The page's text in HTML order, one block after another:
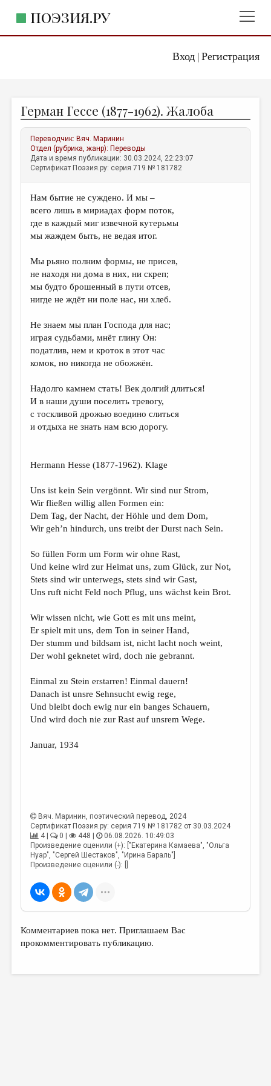
Вход| Регистрация
ПОЭЗИЯ.РУ
ЖАНРЫ
АВТОРЫ
КОММЕНТАРИИ
ЛИТСАЛОН
НОВОСТИ
ПРАВИЛА САЙТА
ИЗБРАННОЕ
ДАЙДЖЕСТ
ПЕРЕВОДЫ
КОНКУРСЫ
КНИЖНАЯ ПОЛКА
ОБЗОР ЛИТЕРАТУРЫ
ОБЪЯВЛЕНИЯ
КОЛОНКА РЕДАКТОРА
РЕДКОЛЛЕГИЯ
ОТ РЕДАКЦИИ
ЭССЕИСТИКА
ЛИТЕРАТУРОВЕДЕНИЕ
ПУБЛИЦИСТИКА
РЕЦЕНЗИРОВАНИЕ
ТРЕДИАКОВСКИЙ
МЕДИА
Герман Гессе (1877-1962). Жалоба
Переводчик: Вяч. Маринин
Отдел (рубрика, жанр): Переводы
Дата и время публикации: 30.03.2024, 22:23:07
Сертификат Поэзия.ру: серия 719 № 181782
Нам бытие не суждено. И мы –
всего лишь в мириадах форм поток,
где в каждый миг извечной кутерьмы
мы жаждем быть, не ведая итог.
Мы рьяно полним формы, не присев,
не находя ни дома в них, ни скреп;
мы будто брошенный в пути отсев,
нигде не ждёт ни поле нас, ни хлеб.
Не знаем мы план Господа для нас;
играя судьбами, мнёт глину Он:
податлив, нем и кроток в этот час
комок, но никогда не обожжён.
Надолго камнем стать! Век долгий длиться!
И в наши души поселить тревогу,
с тоскливой дрожью воедино слиться
и отдыха не знать нам всю дорогу.
Hermann Hesse (1877-1962). Klage
Uns ist kein Sein vergönnt. Wir sind nur Strom,
Wir fließen willig allen Formen ein:
Dem Tag, der Nacht, der Höhle und dem Dom,
Wir geh’n hindurch, uns treibt der Durst nach Sein.
So füllen Form um Form wir ohne Rast,
Und keine wird zur Heimat uns, zum Glück, zur Not,
Stets sind wir unterwegs, stets sind wir Gast,
Uns ruft nicht Feld noch Pflug, uns wächst kein Brot.
Wir wissen nicht, wie Gott es mit uns meint,
Er spielt mit uns, dem Ton in seiner Hand,
Der stumm und bildsam ist, nicht lacht noch weint,
Der wohl geknetet wird, doch nie gebrannt.
Einmal zu Stein erstarren! Einmal dauern!
Danach ist unsre Sehnsucht ewig rege,
Und bleibt doch ewig nur ein banges Schauern,
Und wird doch nie zur Rast auf unsrem Wege.
Januar, 1934
Вяч. Маринин, поэтический перевод, 2024
Сертификат Поэзия.ру: серия 719 № 181782 от 30.03.2024
4 |
0 | 448 |
06.08.2026. 10:49:03
Произведение оценили (+): ["Екатерина Камаева", "Ольга
Нуар", "Сергей Шестаков", "Ирина Бараль"]
Произведение оценили (-): []
Комментариев пока нет. Приглашаем Вас
прокомментировать публикацию.